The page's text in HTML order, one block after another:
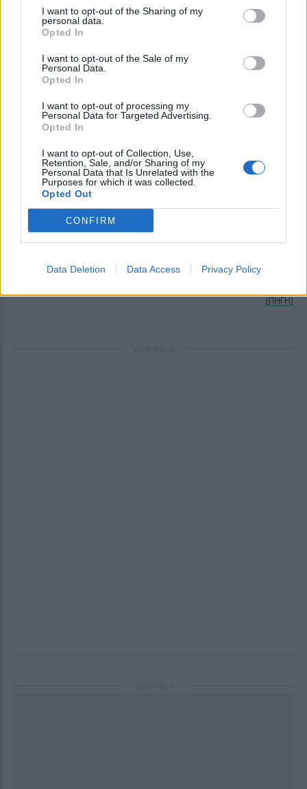
I want to opt-out of the Sharing of my
personal data.
Opted In
I want to opt-out of the Sale of my
Personal Data.
Opted In
I want to opt-out of processing my
Personal Data for Targeted Advertising.
Opted In
I want to opt-out of Collection, Use,
Retention, Sale, and/or Sharing of my
Personal Data that Is Unrelated with the
Purposes for which it was collected.
Opted Out
CONFIRM
Data Deletion Data Access Privacy Policy
📸: X17pic.twitter.com/T9zhyZmNxg
— TMZ (@TMZ)May 14, 2026
Όπως φαίνεται στις φωτογραφίες που
κατέγραψαν οι παπαράτσι, η Σενσόρι φόρεσε
ένα κορμάκι τόσο διάφανο ώστε να φαίνονται
τα στήθη της και τόσο στρινγκ ώστε να τονίζει
τα οπίσθιά της.
Η 31χρονη αρχιτέκτονας συνόδευσε το
προκλητικό κορμάκι με διάφανο καλσόν και
πανύψηλες μπορντό μπότες, δύο δαχτυλίδια
και τα μαλλιά της πιασμένα.
[ΠΗΓΗ]